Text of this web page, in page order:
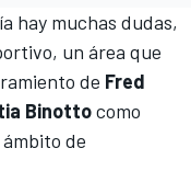
hay muchas dudas,
un área que
de Fred
Binottocomo
de